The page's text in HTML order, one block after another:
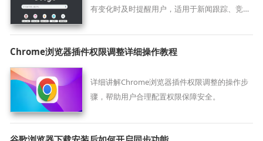
有变化时及时提醒用户，适用于新闻跟踪、竞品
Chrome浏览器插件权限调整详细操作教程
详细讲解Chrome浏览器插件权限调整的操作步
骤，帮助用户合理配置权限保障安全。